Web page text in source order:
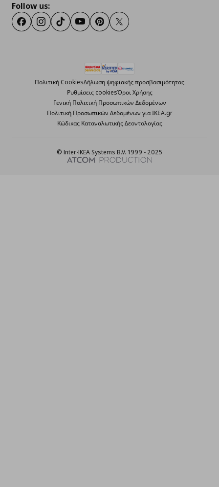
Follow us:
FacebookInstagram
TikTokYoutubePinterestTwitter
Πολιτική CookiesΔήλωση ψηφιακής προσβασιμότητας
Ρυθμίσεις cookiesΌροι Χρήσης
Γενική Πολιτική Προσωπικών Δεδομένων
Πολιτική Προσωπικών Δεδομένων για ΙΚΕΑ.gr
Κώδικας Καταναλωτικής Δεοντολογίας
© Inter-IKEA Systems B.V. 1999 - 2025